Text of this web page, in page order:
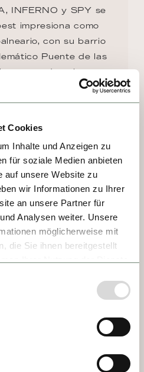
Cookies
Inhalte und Anzeigen zu
für soziale Medien anbieten
auf unsere Website zu
wir Informationen zu Ihrer
an unsere Partner für
Analysen weiter. Unsere
möglicherweise mit
die Sie ihnen bereitgestellt
INFERNO y SPY se
impresiona como
con su barrio
Puente de las
casas de colores
la Galería Nacional y
sirvió como
conocido en la
como el Conde
por ver y